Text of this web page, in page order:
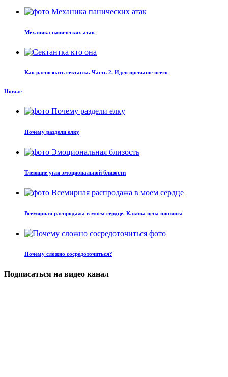
Механика панических атак
Как распознать сектанта. Часть 2. Идея превыше всего
Новые
Почему раздели елку
Тлеющие угли эмоциональной близости
Всемирная распродажа в моем сердце. Какова цена шопинга
Почему сложно сосредоточиться?
Подписаться на видео канал